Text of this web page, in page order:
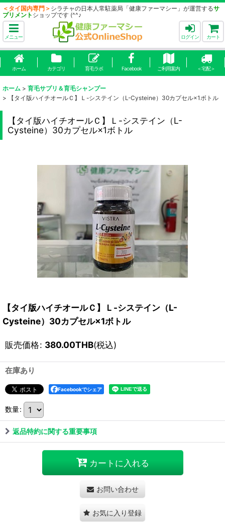
＜タイ国内専門＞ シラチャの日本人常駐薬局「健康ファーマシー」が運営するサ
プリメント ショップです (^^♪
メニュー ログイン カート
ホーム カテゴリ 育毛ラボ Facebook ご利用案内 ＜宅配＞
ホーム > 育毛サプリ＆育毛シャンプー
>
【タイ版ハイチオールＣ】Ｌ-システイン（L-Cysteine）30カプセル×1ボトル
【タイ版ハイチオールＣ】Ｌ-システイン（L-
Cysteine）30カプセル×1ボトル
【タイ版ハイチオールＣ】Ｌ-システイン（L-
Cysteine）30カプセル×1ボトル
販売価格: 380.00THB(税込)
在庫あり
Facebookでシェア
数量:
返品特約に関する重要事項
カートに入れる
お問い合わせ
お気に入り登録